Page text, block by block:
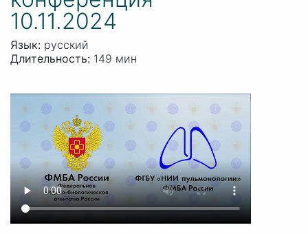
10.11.2024
Язык: русский
Длительность: 149 мин